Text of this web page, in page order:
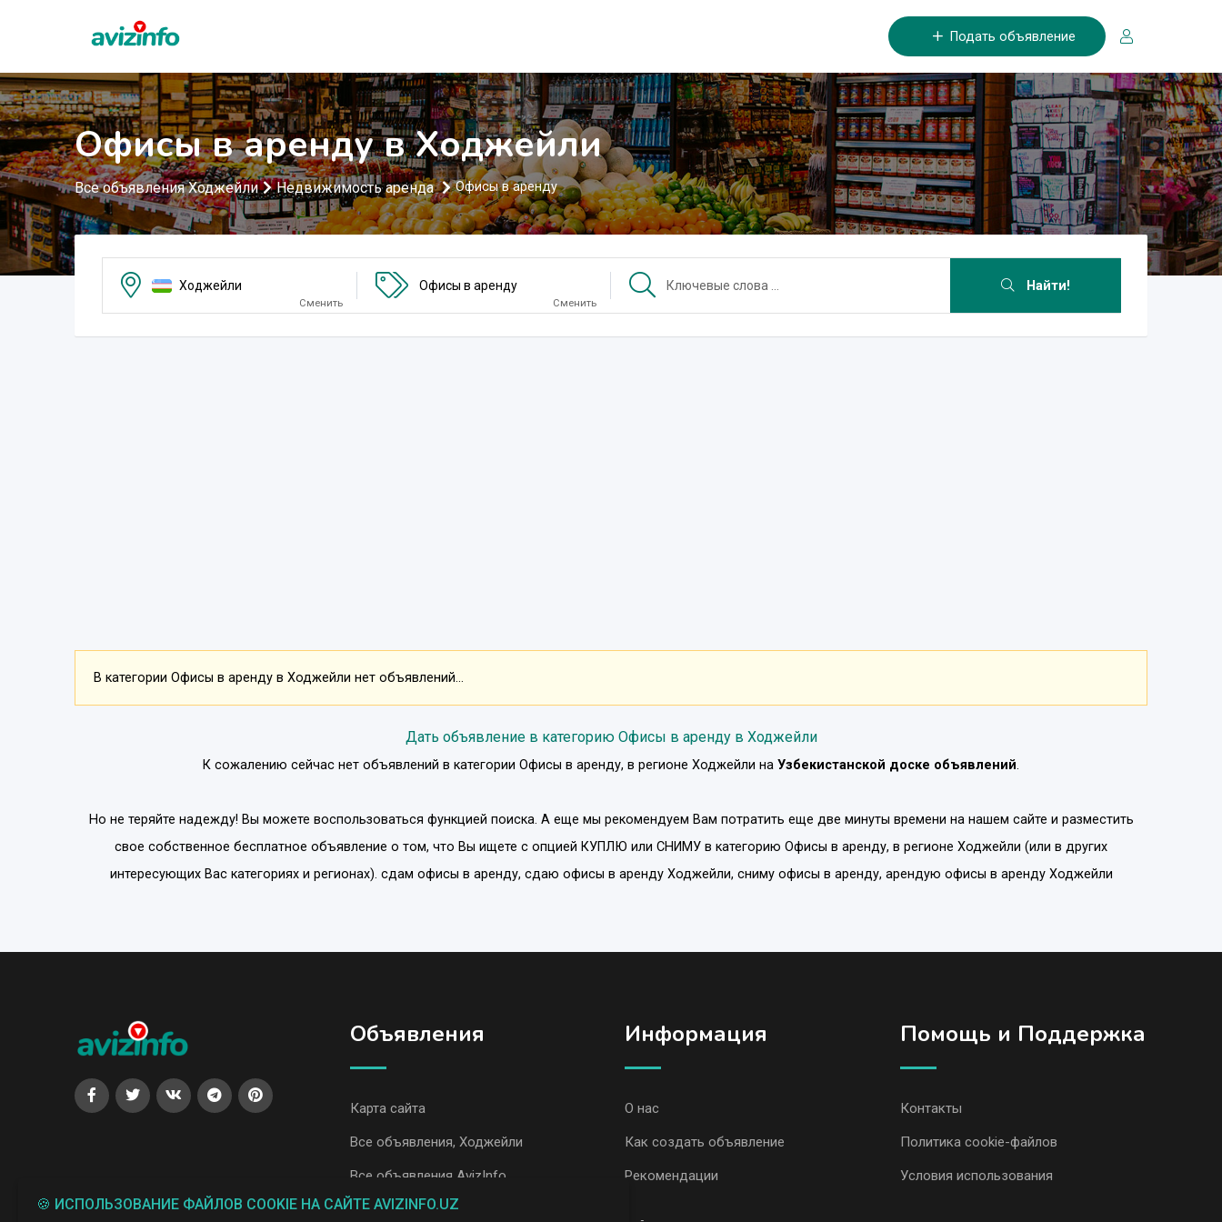
Подать объявление
Офисы в аренду в Ходжейли
Все объявления Ходжейли Недвижимость аренда Офисы в аренду
Ходжейли
Сменить
Офисы в аренду
Сменить
Найти!
В категории Офисы в аренду в Ходжейли нет объявлений...
Дать объявление в категорию Офисы в аренду в Ходжейли
К сожалению сейчас нет объявлений в категории Офисы в аренду, в регионе Ходжейли на Узбекистанской доске объявлений.
Но не теряйте надежду! Вы можете воспользоваться функцией поиска. А еще мы рекомендуем Вам потратить еще две минуты времени на нашем сайте и разместить
свое собственное бесплатное объявление о том, что Вы ищете с опцией КУПЛЮ или СНИМУ в категорию Офисы в аренду, в регионе Ходжейли (или в других
интересующих Вас категориях и регионах). сдам офисы в аренду, сдаю офисы в аренду Ходжейли, сниму офисы в аренду, арендую офисы в аренду Ходжейли
Объявления
Карта сайта
Все объявления, Ходжейли
Все объявления AvizInfo
Информация
О нас
Как создать объявление
Рекомендации
Помощь и Поддержка
Контакты
Политика cookie-файлов
Условия использования
🍪 ИСПОЛЬЗОВАНИЕ ФАЙЛОВ COOKIE НА САЙТЕ AVIZINFO.UZ